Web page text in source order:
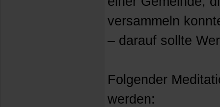
versammeln
– darauf sollte
Folgender
werden: